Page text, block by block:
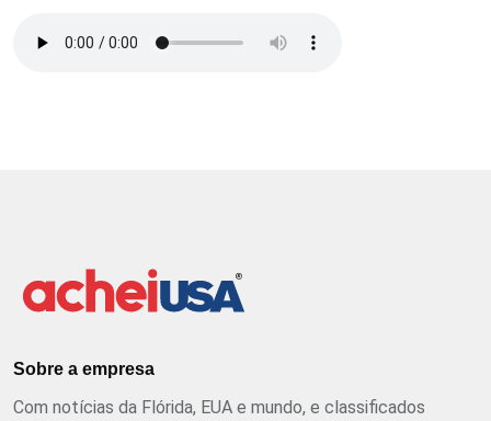
Sobre a empresa
Com notícias da Flórida, EUA e mundo, e classificados